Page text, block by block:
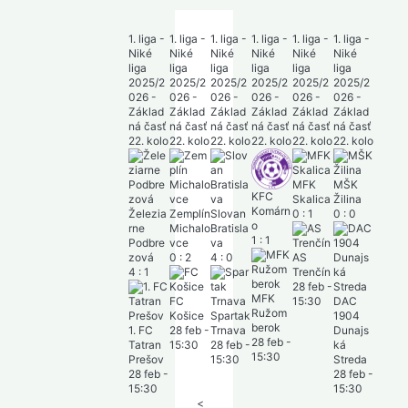
1. liga -
Niké
liga
2025/2
026 -
Základ
ná časť
22. kolo
Železia
rne
Podbre
zová
1
1. FC
Tatran
Prešov
28 feb -
15:30
1. liga -
Niké
liga
2025/2
026 -
Základ
ná časť
22. kolo
Zemplín
Michalo
vce
2
FC
Košice
28 feb -
15:30
1. liga -
Niké
liga
2025/2
026 -
Základ
ná časť
22. kolo
Slovan
Bratisla
0
Spartak
Trnava
28 feb -
15:30
1. liga -
Niké
liga
2025/2
026 -
Základ
ná časť
22. kolo
KFC
Komárn
o
1
MFK
Ružom
berok
28 feb -
15:30
1. liga -
Niké
liga
2025/2
026 -
Základ
ná časť
22. kolo
MFK
Skalica
0 : 1
AS
Trenčín
28 feb -
15:30
1. liga -
Niké
liga
2025/2
026 -
Základ
ná časť
22. kolo
MŠK
Žilina
0
DAC
1904
Dunajs
Streda
28 feb -
15:30
<